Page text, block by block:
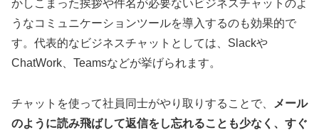
かしこまった挨拶や件名が必要ないビジネスチャットのよ
うなコミュニケーションツールを導入するのも効果的で
す。代表的なビジネスチャットとしては、Slackや
ChatWork、Teamsなどが挙げられます。
チャットを使って社員同士がやり取りすることで、
メール
のように読み飛ばして返信をし忘れることも少なく、すぐ